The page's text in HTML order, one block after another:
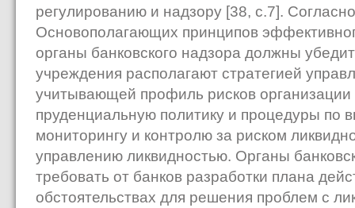
регулированию и надзору [38, с.7].
Основополагающих принципов
органы банковского надзора должны
учреждения располагают стратегией
учитывающей профиль рисков
пруденциальную политику и процедуры по
мониторингу и контролю за риском
управлению ликвидностью. Органы
требовать от банков разработки плана
обстоятельствах для решения проблем с